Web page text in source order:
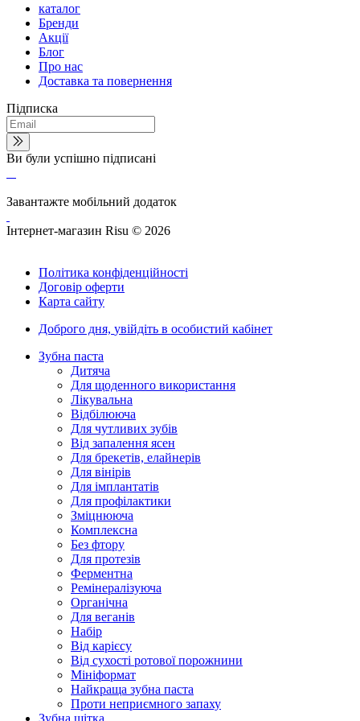
каталог
Бренди
Акції
Блог
Про нас
Доставка та повернення
Підписка
Ви були успішно підписані
Завантажте мобільний додаток
Інтернет-магазин Risu © 2026
Політика конфіденційності
Договір оферти
Карта сайту
Доброго дня, увійдіть в особистий кабінет
Зубна паста
Дитяча
Для щоденного використання
Лікувальна
Відбілююча
Для чутливих зубів
Від запалення ясен
Для брекетів, елайнерів
Для вінірів
Для імплантатів
Для профілактики
Зміцнююча
Комплексна
Без фтору
Для протезів
Ферментна
Ремінералізуюча
Органічна
Для веганів
Набір
Від карієсу
Від сухості ротової порожнини
Мініформат
Найкраща зубна паста
Проти неприємного запаху
Зубна щітка